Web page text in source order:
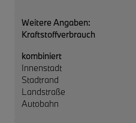
Weitere Angaben:
Kraftstoffverbrauch
kombiniert
Innenstadt
Stadtrand
Landstraße
Autobahn